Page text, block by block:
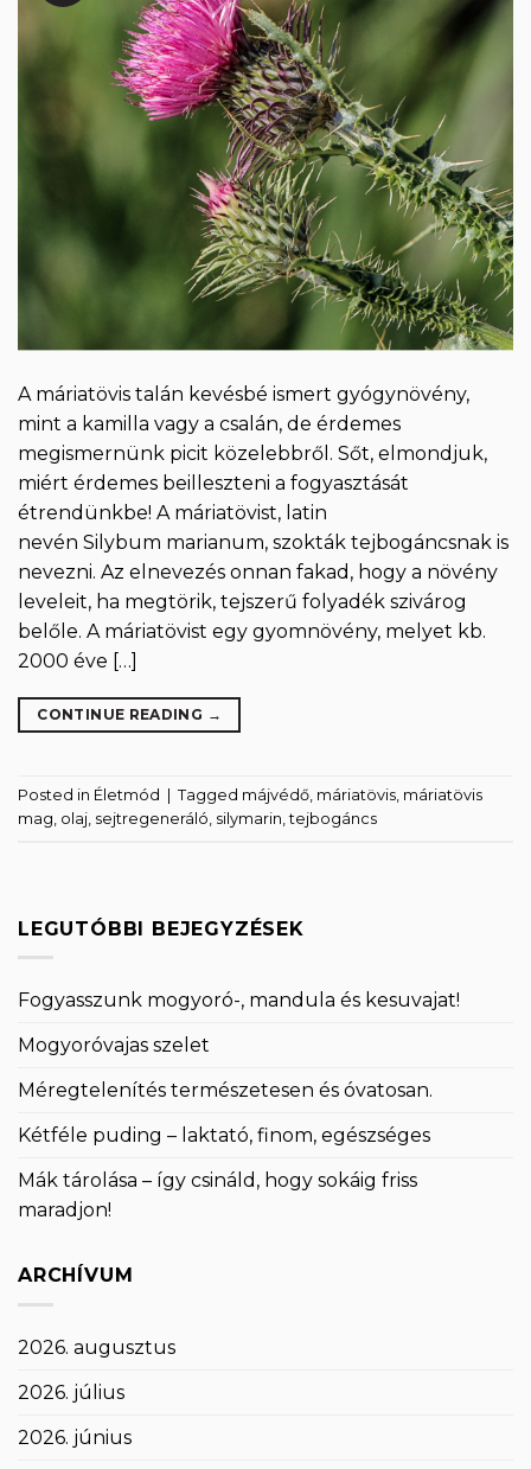
A máriatövis talán kevésbé ismert gyógynövény,
mint a kamilla vagy a csalán, de érdemes
megismernünk picit közelebbről. Sőt, elmondjuk,
miért érdemes beilleszteni a fogyasztását
étrendünkbe! A máriatövist, latin
nevén Silybum marianum, szokták tejbogáncsnak is
nevezni. Az elnevezés onnan fakad, hogy a növény
leveleit, ha megtörik, tejszerű folyadék szivárog
belőle. A máriatövist egy gyomnövény, melyet kb.
2000 éve […]
CONTINUE READING →
Posted in Életmód Tagged májvédő, máriatövis, máriatövis
mag, olaj, sejtregeneráló, silymarin,tejbogáncs
LEGUTÓBBI BEJEGYZÉSEK
Fogyasszunk mogyoró-, mandula és kesuvajat!
Mogyoróvajas szelet
Méregtelenítés természetesen és óvatosan.
Kétféle puding – laktató, finom, egészséges
Mák tárolása – így csináld, hogy sokáig friss
maradjon!
ARCHÍVUM
2026. augusztus
2026. július
2026. június